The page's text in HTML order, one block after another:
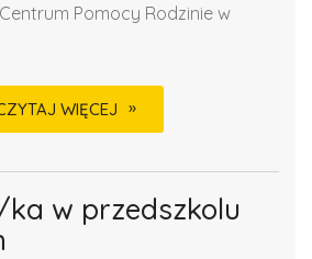
Pomocy Rodzinie w
WIĘCEJ
w przedszkolu